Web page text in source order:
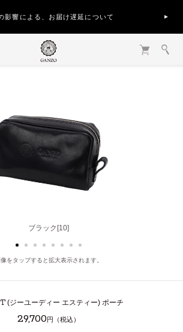
影響による、お届け遅延について
ブラック[10]
バーガンディ[56]
をタップすると拡大表示されます。
(ジーユーディー エスティー) ポーチ
29,700円（税込）